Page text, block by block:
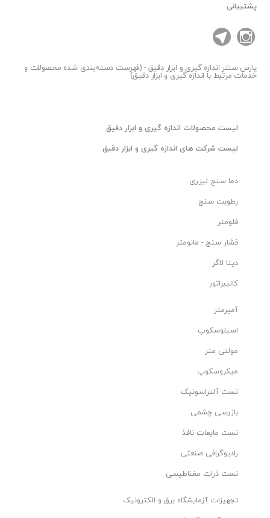
پشتیبانی
پارس سنتر اندازه گیری و ابزار دقیق - (فهرست دسته‌بندی شده محصولات و
خدمات مرتبط با اندازه گیری و ابزار دقیق)
ليست محصولات اندازه گیری و ابزار دقیق
ليست شرکت های اندازه گیری و ابزار دقیق
دما سنج لیزری
رطوبت سنج
فلومتر
فشار سنج - مانومتر
دیتا لاگر
کالیبراتور
آمپرمتر
اسیلوسکوپ
مولتی متر
میکروسکوپ
تست آلتراسونیک
بازرسی چشمی
تست مایعات نافذ
رادیوگرافی صنعتی
تست ذرات مغناطیسی
تجهیزات آزمایشگاه برق و الکترونیک